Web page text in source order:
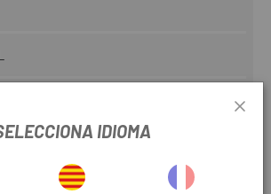
DEL PRODUCTE
IDIOMA